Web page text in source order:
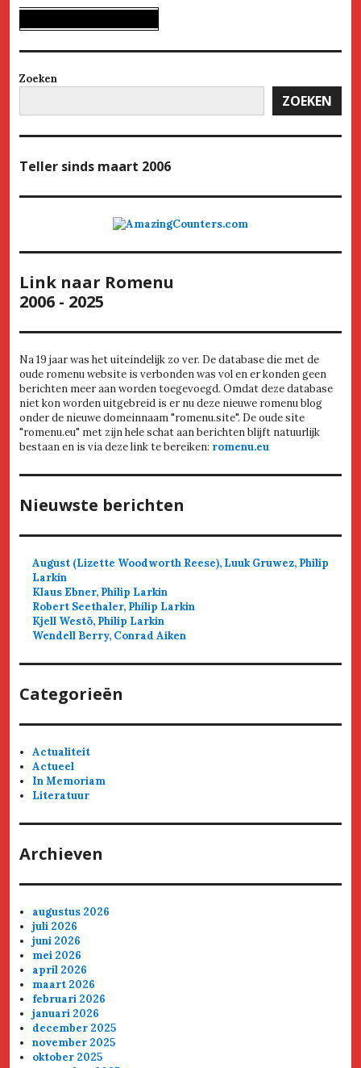
Zoeken
ZOEKEN
Teller sinds maart 2006
Link naar Romenu
2006 - 2025
Na 19 jaar was het uiteindelijk zo ver. De database die met de
oude romenu website is verbonden was vol en er konden geen
berichten meer aan worden toegevoegd. Omdat deze database
niet kon worden uitgebreid is er nu deze nieuwe romenu blog
onder de nieuwe domeinnaam "romenu.site". De oude site
"romenu.eu" met zijn hele schat aan berichten blijft natuurlijk
bestaan en is via deze link te bereiken: romenu.eu
Nieuwste berichten
August (Lizette Woodworth Reese), Luuk Gruwez, Philip
Larkin
Klaus Ebner, Philip Larkin
Robert Seethaler, Philip Larkin
Kjell Westö, Philip Larkin
Wendell Berry, Conrad Aiken
Categorieën
Actualiteit
Actueel
In Memoriam
Literatuur
Archieven
augustus 2026
juli 2026
juni 2026
mei 2026
april 2026
maart 2026
februari 2026
januari 2026
december 2025
november 2025
oktober 2025